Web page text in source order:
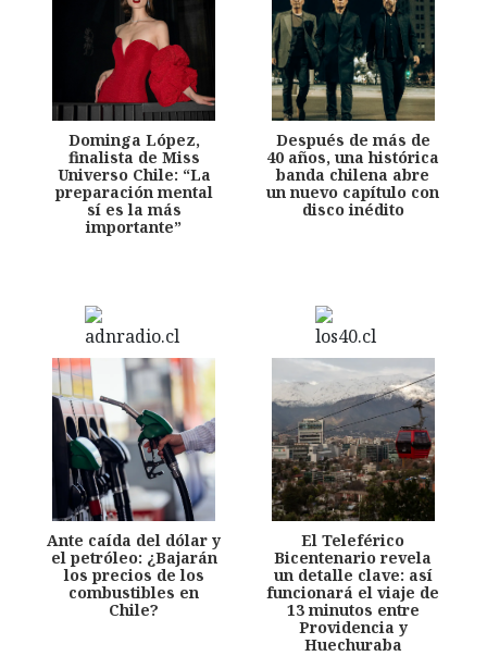
Dominga López,
finalista de Miss
Universo Chile: “La
preparación mental
sí es la más
importante”
Después de más de
40 años, una histórica
banda chilena abre
un nuevo capítulo con
disco inédito
Ante caída del dólar y
el petróleo: ¿Bajarán
los precios de los
combustibles en
Chile?
El Teleférico
Bicentenario revela
un detalle clave: así
funcionará el viaje de
13 minutos entre
Providencia y
Huechuraba